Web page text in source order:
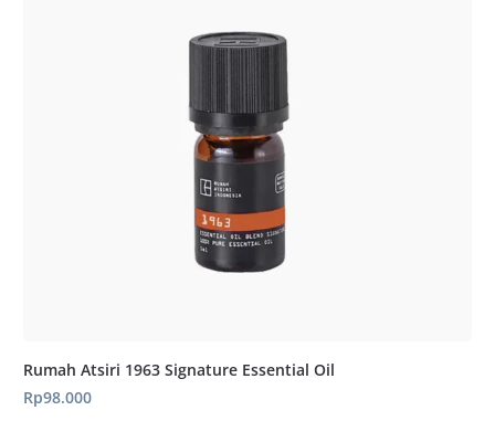
Rumah Atsiri 1963 Signature Essential Oil
Rp98.000